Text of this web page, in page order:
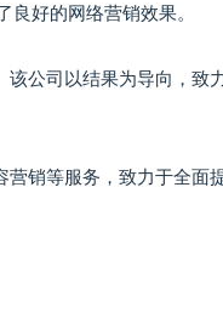
好的网络营销效果。
该公司以结果为导向，致
营销等服务，致力于全面